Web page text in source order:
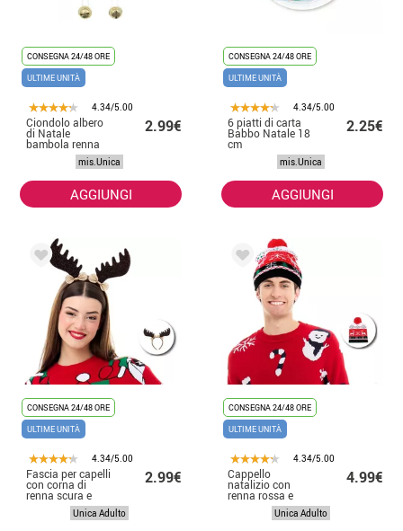
CONSEGNA 24/48 ORE
ULTIME UNITÀ
4.34/5.00
Ciondolo albero
di Natale
bambola renna
vestita 19x16 cm
2.99€
mis.Unica
AGGIUNGI
CONSEGNA 24/48 ORE
ULTIME UNITÀ
4.34/5.00
6 piatti di carta
Babbo Natale 18
cm
2.25€
mis.Unica
AGGIUNGI
CONSEGNA 24/48 ORE
ULTIME UNITÀ
4.34/5.00
Fascia per capelli
con corna di
renna scura e
2.99€
Unica Adulto
CONSEGNA 24/48 ORE
ULTIME UNITÀ
4.34/5.00
Cappello
natalizio con
renna rossa e
bianca per adulti
4.99€
Unica Adulto